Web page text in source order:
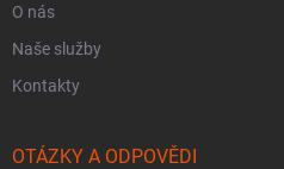
O nás
Naše služby
Kontakty
OTÁZKY A ODPOVĚDI